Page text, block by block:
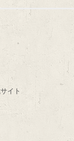
イト